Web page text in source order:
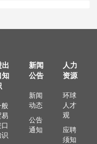
出
知
般
易
新闻
公告
新闻
动态
公告
通知
人力
资源
环球
人才
观
应聘
须知